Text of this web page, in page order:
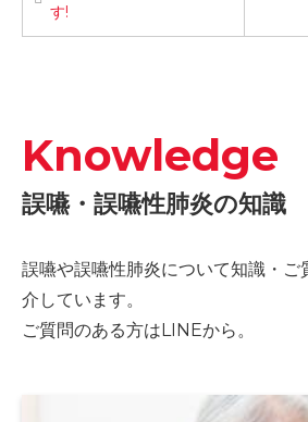
す!
Knowledge
誤嚥・誤嚥性肺炎の知識
誤嚥や誤嚥性肺炎について知識・ご
介しています。
ご質問のある方はLINEから。